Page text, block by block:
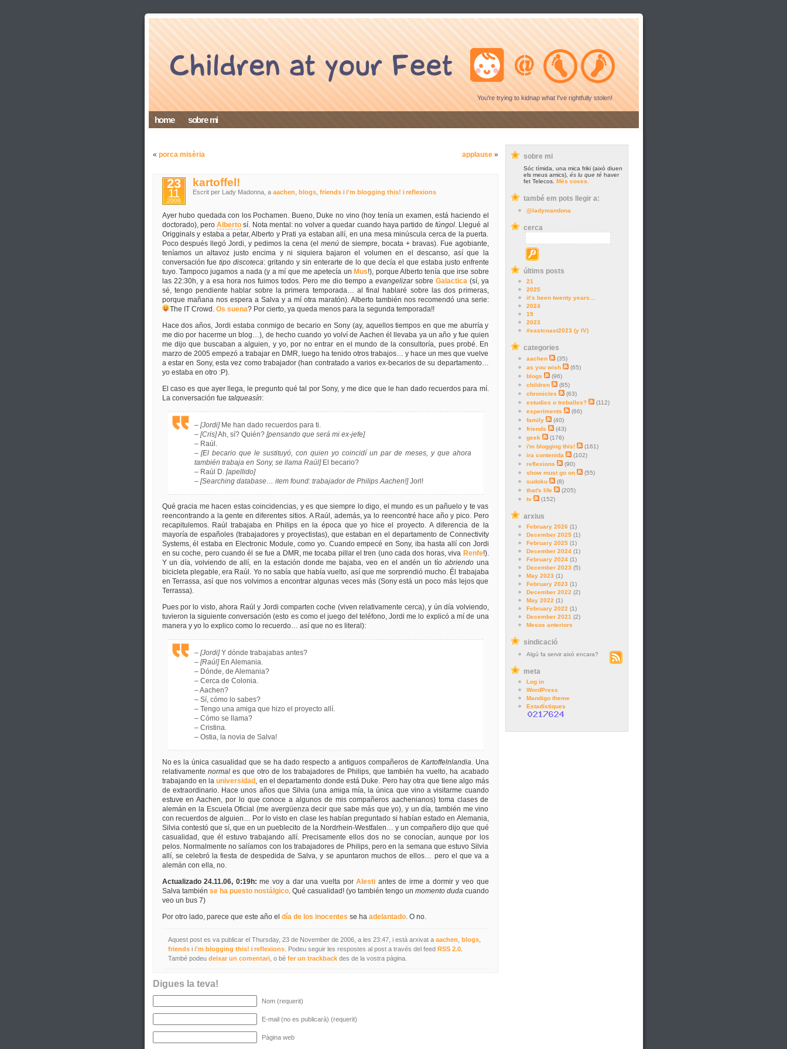
You're trying to kidnap what I've rightfully stolen!
home sobre mi
sobre mi
Sóc tímida, una mica friki (això diuen
els meus amics), és lu que téhaver
fet Telecos. Més coses.
també em pots llegir a:
@ladymandona
cerca
últims posts
21
2025
it’s been twenty years…
2024
19
2023
#eastcoast2023 (y IV)
categories
aachen
(35)
as you wish
(65)
blogs
(96)
children
(85)
chronicles
(63)
estudies o treballes?
(112)
experiments
(66)
family
(40)
friends
(43)
geek
(176)
i'm blogging this!
(161)
ira contenida
(102)
reflexions
(90)
show must go on
(55)
sudoku
(8)
that's life
(205)
tv
(152)
arxius
February 2026(1)
December 2025(1)
February 2025(1)
December 2024(1)
February 2024(1)
December 2023 (5)
May 2023 (1)
February 2023 (1)
December 2022 (2)
May 2022 (1)
February 2022 (1)
December 2021 (2)
Mesos anteriors
sindicació
Algú fa servir això encara?
meta
Log in
WordPress
Mandigo theme
Estadístiques
« porca misèria applause»
23
11
2006
kartoffel!
Escrit per Lady Madonna, aaachen ,blogs ,friends ii'm blogging this! ireflexions
Ayer hubo quedada con los Pochamen. Bueno, Duke no vino (hoy tenía un examen, está haciendo el
doctorado), peroAlberto sí. Nota mental: no volver a quedar cuando haya partido de fúngol. Llegué al
Origginals y estaba a petar, Alberto y Prati ya estaban allí, en una mesa minúscula cerca de la puerta.
Poco después llegó Jordi, y pedimos la cena (el menúde siempre, bocata + bravas). Fue agobiante,
teníamos un altavoz justo encima y ni siquiera bajaron el volumen en el descanso, así que la
conversación fuetipo discoteca: gritando y sin enterarte de lo que decía el que estaba justo enfrente
tuyo. Tampoco jugamos a nada (y a mí que me apetecía un Mus!), porque Alberto tenía que irse sobre
las 22:30h, y a esa hora nos fuimos todos. Pero me dio tiempo a evangelizarsobre Galactica(sí, ya
sé, tengo pendiente hablar sobre la primera temporada… al final hablaré sobre las dos primeras,
porque mañana nos espera a Salva y a mí otra maratón). Alberto también nos recomendó una serie:
The IT Crowd.Os suena? Por cierto, ya queda menos para la segunda temporada!!
Hace dos años, Jordi estaba conmigo de becario en Sony (ay, aquellos tiempos en que me aburría y
me dio por hacerme un blog…), de hecho cuando yo volví de Aachen él llevaba ya un año y fue quien
me dijo que buscaban a alguien, y yo, por no entrar en el mundo de la consultoría, pues probé. En
marzo de 2005 empezó a trabajar en DMR, luego ha tenido otros trabajos… y hace un mes que vuelve
a estar en Sony, esta vez como trabajador (han contratado a varios ex-becarios de su departamento…
yo estaba en otro :P).
El caso es que ayer llega, le pregunto qué tal por Sony, y me dice que le han dado recuerdos para mí.
La conversación fue talqueasín:
– [Jordi]Me han dado recuerdos para ti.
– [Cris]Ah, sí? Quién? [pensando que será mi ex-jefe]
– Raúl.
–[El becario que le sustituyó, con quien yo coincidí un par de meses, y que ahora
también trabaja en Sony, se llama Raúl]El becario?
– Raúl D. [apellido]
– [Searching database… item found: trabajador de Philips Aachen!]Jorl!
Qué gracia me hacen estas coincidencias, y es que siempre lo digo, el mundo es un pañuelo y te vas
reencontrando a la gente en diferentes sitios. A Raúl, además, ya lo reencontré hace año y pico. Pero
recapitulemos. Raúl trabajaba en Philips en la época que yo hice el proyecto. A diferencia de la
mayoría de españoles (trabajadores y proyectistas), que estaban en el departamento de Connectivity
Systems, él estaba en Electronic Module, como yo. Cuando empecé en Sony, iba hasta allí con Jordi
en su coche, pero cuando él se fue a DMR, me tocaba pillar el tren (uno cada dos horas, viva Renfe!).
Y un día, volviendo de allí, en la estación donde me bajaba, veo en el andén un tío abriendouna
bicicleta plegable, era Raúl. Yo no sabía que había vuelto, así que me sorprendió mucho. Él trabajaba
en Terrassa, así que nos volvimos a encontrar algunas veces más (Sony está un poco más lejos que
Terrassa).
Pues por lo visto, ahora Raúl y Jordi comparten coche (viven relativamente cerca), y ún día volviendo,
tuvieron la siguiente conversación (esto es como el juego del teléfono, Jordi me lo explicó a mí de una
manera y yo lo explico como lo recuerdo… así que no es literal):
– [Jordi]Y dónde trabajabas antes?
– [Raúl]En Alemania.
– Dónde, de Alemania?
– Cerca de Colonia.
– Aachen?
– Sí, cómo lo sabes?
– Tengo una amiga que hizo el proyecto allí.
– Cómo se llama?
– Cristina.
– Ostia, la novia de Salva!
No es la única casualidad que se ha dado respecto a antiguos compañeros de Kartoffelnlandia. Una
relativamente normales que otro de los trabajadores de Philips, que también ha vuelto, ha acabado
trabajando en launiversidad , en el departamento donde está Duke. Pero hay otra que tiene algo más
de extraordinario. Hace unos años que Silvia (una amiga mía, la única que vino a visitarme cuando
estuve en Aachen, por lo que conoce a algunos de mis compañeros aachenianos) toma clases de
alemán en la Escuela Oficial (me avergüenza decir que sabe más que yo), y un día, también me vino
con recuerdos de alguien… Por lo visto en clase les habían preguntado si habían estado en Alemania,
Silvia contestó que sí, que en un pueblecito de la Nordrhein-Westfalen… y un compañero dijo que qué
casualidad, que él estuvo trabajando allí. Precisamente ellos dos no se conocían, aunque por los
pelos. Normalmente no salíamos con los trabajadores de Philips, pero en la semana que estuvo Silvia
allí, se celebró la fiesta de despedida de Salva, y se apuntaron muchos de ellos… pero el que va a
alemán con ella, no.
Actualizado 24.11.06, 0:19h: me voy a dar una vuelta porAlesti antes de irme a dormir y veo que
Salva también se ha puesto nostálgico. Qué casualidad! (yo también tengo un momento dudacuando
veo un bus 7)
Por otro lado, parece que este año el día de los inocentes se ha adelantado. O no.
Aquest post es va publicar el Thursday, 23 de November de 2006, a les 23:47, i està arxivat a aachen blogs,
friendsi i'm blogging this! i reflexions. Podeu seguir les respostes al post a través del feed RSS 2.0.
També podeu deixar un comentari, o bé fer un trackbackdes de la vostra pàgina.
Digues la teva!
Nom (requerit)
E-mail (no es publicarà) (requerit)
Pàgina web